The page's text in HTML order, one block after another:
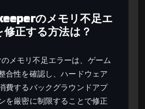
のメモリ不足エ
修正する方法は？
メモリ不足エラーは、ゲーム
合性を確認し、ハードウェア
費するバックグラウンドアプ
を厳密に制限することで修正